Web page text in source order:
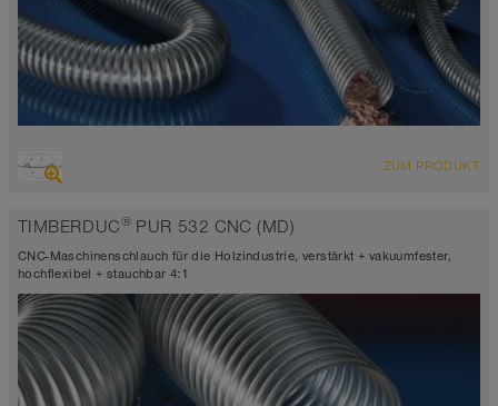
abriebfester Saugschlauch + Druckschlauch
Wandstärke ca. 0,6 mm
-40°C bis 90°C (125°C)
ZUM PRODUKT
TIMBERDUC® PUR 532 CNC (MD)
CNC-Maschinenschlauch für die Holzindustrie, verstärkt + vakuumfester,
hochflexibel + stauchbar 4:1